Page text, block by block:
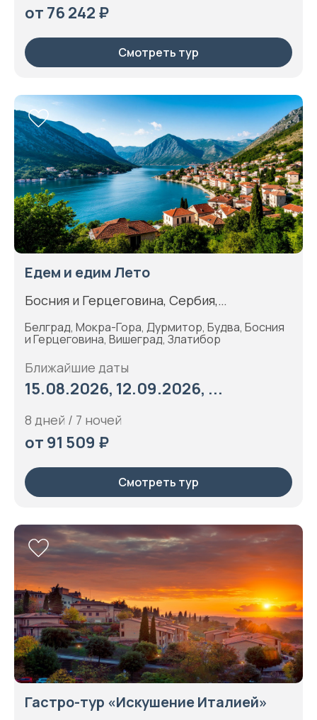
от 76 242 ₽
Смотреть тур
Едем и едим Лето
Босния и Герцеговина, Сербия,
Белград, Мокра-Гора, Дурмитор, Будва, Босния
и Герцеговина, Вишеград, Златибор
Ближайшие даты
15.08.2026, 12.09.2026, ...
8 дней / 7 ночей
от 91 509 ₽
Смотреть тур
Гастро-тур «Искушение Италией»